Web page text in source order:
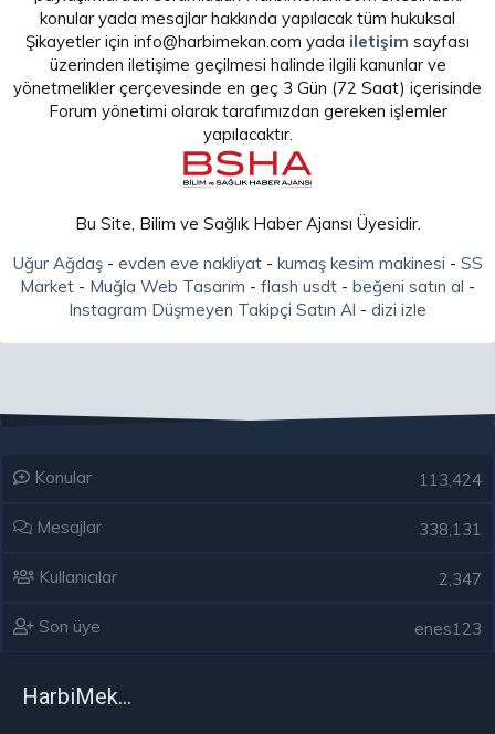
konular yada mesajlar hakkında yapılacak tüm hukuksal
Şikayetler için info@harbimekan.com yada iletişim sayfası
üzerinden iletişime geçilmesi halinde ilgili kanunlar ve
yönetmelikler çerçevesinde en geç 3 Gün (72 Saat) içerisinde
Forum yönetimi olarak tarafımızdan gereken işlemler
yapılacaktır.
Bu Site, Bilim ve Sağlık Haber Ajansı Üyesidir.
Uğur Ağdaş- evden eve nakliyat- kumaş kesim makinesi - SS
Market - Muğla Web Tasarım - flash usdt - beğeni satın al -
Instagram Düşmeyen Takipçi Satın Al - dizi izle
Konular 113,424
Mesajlar 338,131
Kullanıcılar 2,347
Son üye enes123
HarbiMekân